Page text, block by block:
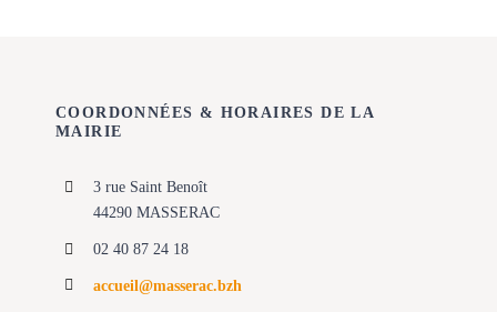
COORDONNÉES & HORAIRES DE LA
MAIRIE
3 rue Saint Benoît
44290 MASSERAC
02 40 87 24 18
accueil@masserac.bzh